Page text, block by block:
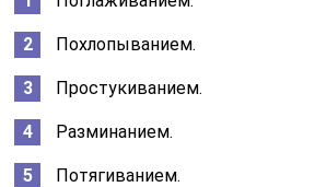
Похлопыванием.
Простукиванием.
Разминанием.
Потягиванием.